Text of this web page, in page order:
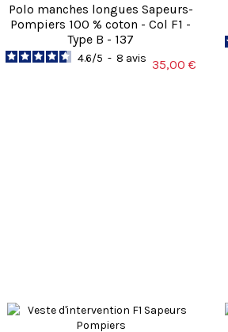
Polo manches longues Sapeurs-
Pompiers 100 % coton - Col F1 -
Type B - 137
4.6/5 - 8 avis 35,00 €